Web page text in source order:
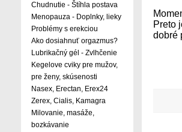
Chudnutie - Štíhla postava
Menopauza - Doplnky, lieky
Problémy s erekciou
Ako dosiahnuť orgazmus?
Lubrikačný gél - Zvlhčenie
Kegelove cviky pre mužov,
pre ženy, skúsenosti
Nasex, Erectan, Erex24
Zerex, Cialis, Kamagra
Milovanie, masáže,
bozkávanie
Preto
dobré